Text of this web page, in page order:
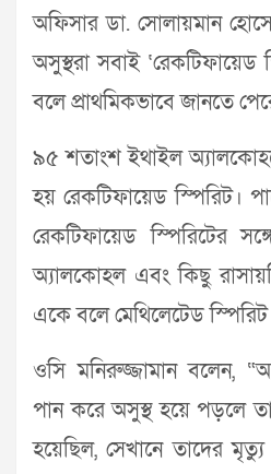
অফিসার ডা. সোলায়মান
অসুস্থরা সবাই ‘রেকটিফায়েড
বলে প্রাথমিকভাবে জানতে
৯৫ শতাংশ ইথাইল
হয় রেকটিফায়েড স্পিরিট।
রেকটিফায়েড স্পিরিটের
অ্যালকোহল এবং কিছু
একে বলে মেথিলেটেড
ওসি মনিরুজ্জামান বলেন,
পান করে অসুস্থ হয়ে পড়লে
হয়েছিল, সেখানে তাদের